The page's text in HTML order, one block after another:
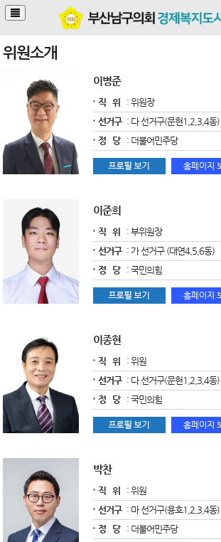
본문바로가기
위원소개
이병준
직 위
: 위원장
선거구 : 다 선거구(문현1,2,3,4동)
정 당
: 더불어민주당
이준희
직 위
: 부위원장
선거구 : 가 선거구 (대연4,5,6동)
정 당
: 국민의힘
이종현
직 위
: 위원
선거구 : 다 선거구(문현1,2,3,4동)
정 당
: 국민의힘
박찬
직 위
: 위원
선거구 : 마 선거구(용호1,2,3,4동)
정 당
: 더불어민주당